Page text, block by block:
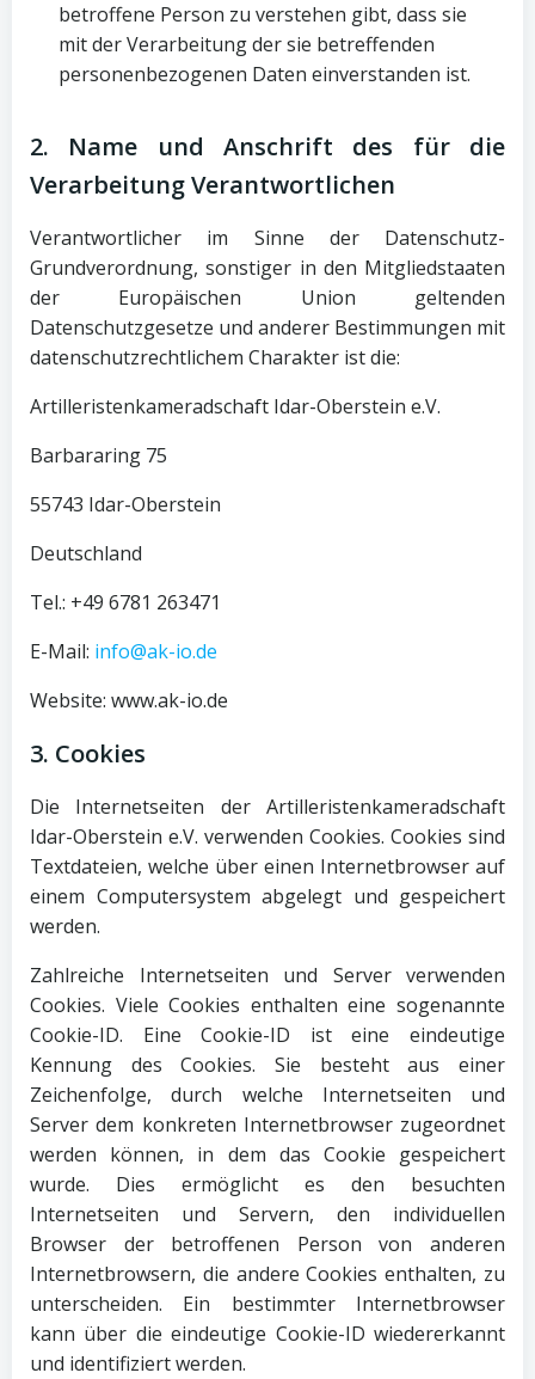
betroffene Person zu verstehen gibt, dass sie
mit der Verarbeitung der sie betreffenden
personenbezogenen Daten einverstanden ist.
2. Name und Anschrift des für die
Verarbeitung Verantwortlichen
Verantwortlicher im Sinne der Datenschutz-
Grundverordnung, sonstiger in den Mitgliedstaaten
der Europäischen Union geltenden
Datenschutzgesetze und anderer Bestimmungen mit
datenschutzrechtlichem Charakter ist die:
Artilleristenkameradschaft Idar-Oberstein e.V.
Barbararing 75
55743 Idar-Oberstein
Deutschland
Tel.: +49 6781 263471
E-Mail: info@ak-io.de
Website: www.ak-io.de
3. Cookies
Die Internetseiten der Artilleristenkameradschaft
Idar-Oberstein e.V. verwenden Cookies. Cookies sind
Textdateien, welche über einen Internetbrowser auf
einem Computersystem abgelegt und gespeichert
werden.
Zahlreiche Internetseiten und Server verwenden
Cookies. Viele Cookies enthalten eine sogenannte
Cookie-ID. Eine Cookie-ID ist eine eindeutige
Kennung des Cookies. Sie besteht aus einer
Zeichenfolge, durch welche Internetseiten und
Server dem konkreten Internetbrowser zugeordnet
werden können, in dem das Cookie gespeichert
wurde. Dies ermöglicht es den besuchten
Internetseiten und Servern, den individuellen
Browser der betroffenen Person von anderen
Internetbrowsern, die andere Cookies enthalten, zu
unterscheiden. Ein bestimmter Internetbrowser
kann über die eindeutige Cookie-ID wiedererkannt
und identifiziert werden.